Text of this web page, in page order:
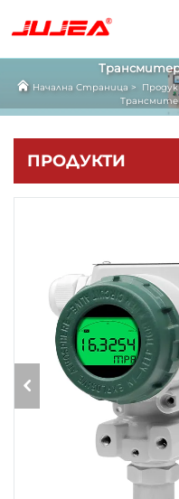
Трансмитер
Начална Страница >
ПРОДУКТИ